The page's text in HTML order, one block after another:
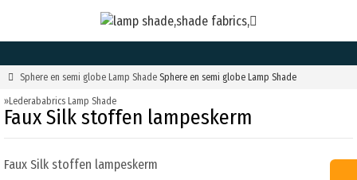
 Sphere en semi globe Lamp Shade Sphere en semi globe Lamp Shade
»Lederababrics Lamp Shade
Faux Silk stoffen lampeskerm
Faux Silk stoffen lampeskerm